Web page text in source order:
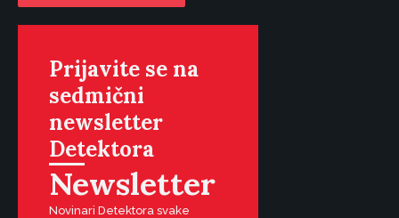
Prijavite se na
sedmični
newsletter
Detektora
Newsletter
Novinari Detektora svake